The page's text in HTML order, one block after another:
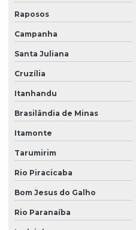
Raposos
Campanha
Santa Juliana
Cruzília
Itanhandu
Brasilândia de Minas
Itamonte
Tarumirim
Rio Piracicaba
Bom Jesus do Galho
Rio Paranaíba